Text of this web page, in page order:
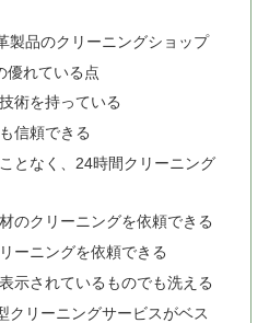
製品のクリーニングショップ
優れている点
術を持っている
信頼できる
となく、24時間クリーニング
のクリーニングを依頼できる
ーニングを依頼できる
示されているものでも洗える
クリーニングサービスがベス